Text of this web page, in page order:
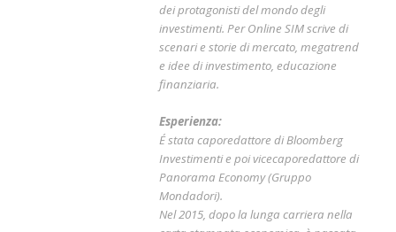
dei protagonisti del mondo degli
investimenti. Per Online SIM scrive di
scenari e storie di mercato, megatrend
e idee di investimento, educazione
finanziaria.
Esperienza:
É stata caporedattore di Bloomberg
Investimenti e poi vicecaporedattore di
Panorama Economy (Gruppo
Mondadori).
Nel 2015, dopo la lunga carriera nella